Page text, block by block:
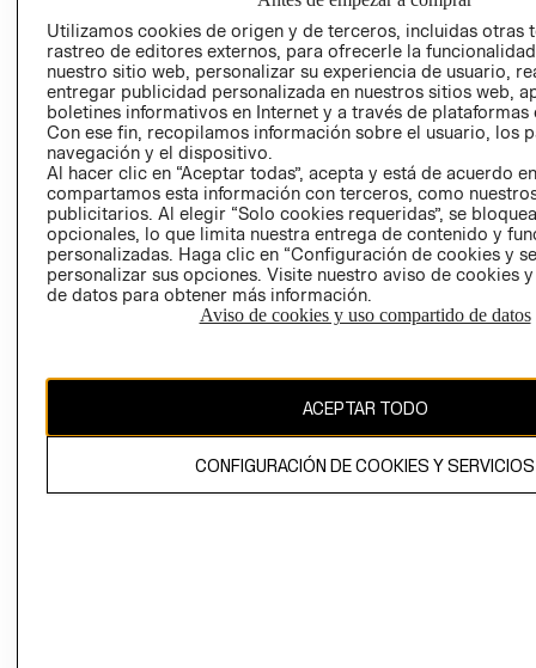
PETICIONES
QUEJAS Y
RECLAMOS
Colombia ($)
CAMBIAR REGIÓN
El contenido de esta página web está protegido por copyright y es
propiedad de H&M Hennes & Mauritz AB.
Utilizamos cookies de origen y de terceros, incluidas otras
rastreo de editores externos, para ofrecerle la
nuestro sitio web, personalizar su experiencia de usuario,
entregar publicidad personalizada en nuestros sitios web,
boletines informativos en Internet y a través de plataformas
Con ese fin, recopilamos información sobre el usuario, los
navegación y el dispositivo.
Al hacer clic en “Aceptar todas”, acepta y está de acuerdo
compartamos esta información con terceros, como
publicitarios. Al elegir “Solo cookies requeridas”, se
opcionales, lo que limita nuestra entrega de contenido y
personalizadas. Haga clic en “Configuración de cookies y
personalizar sus opciones. Visite nuestro aviso de cookies
de datos para obtener más información.
Aviso de cookies y uso compartido de datos
ACEPTAR TODO
CONFIGURACIÓN DE COOKIES Y SERVICIOS